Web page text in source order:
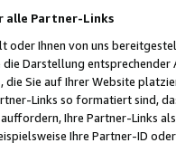
alle Partner-Links
oder Ihnen von uns
Darstellung
Sie auf Ihrer Website
Links so formatiert sind,
Ihre Partner-Links
Ihre Partner-ID